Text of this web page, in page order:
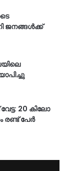
ജനങ്ങള്‍ക്ക്
20 കിലോ
രണ്ട് പേർ